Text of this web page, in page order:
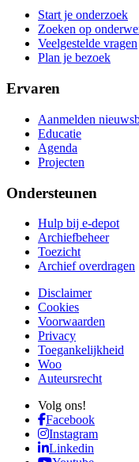
Start je onderzoek
Zoeken op
Veelgestelde vragen
Plan je bezoek
Ervaren
Aanmelden
Educatie
Agenda
Projecten
Ondersteunen
Hulp bij e-depot
Archiefbeheer
Toezicht
Archief overdragen
Disclaimer
Cookies
Voorwaarden
Privacy
Toegankelijkheid
Woo
Auteursrecht
Volg ons!
Facebook
Instagram
Linkedin